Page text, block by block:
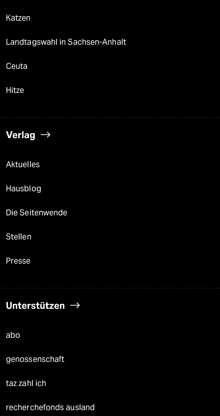
Katzen
Landtagswahl in Sachsen-Anhalt
Ceuta
Hitze
Verlag
Aktuelles
Hausblog
Die Seitenwende
Stellen
Presse
Unterstützen
abo
genossenschaft
taz zahl ich
recherchefonds ausland